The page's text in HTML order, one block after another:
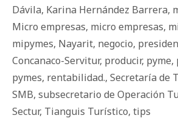
Dávila, Karina Hernández Barrera,
Micro empresas, micro empresas,
mipymes, Nayarit, negocio,
Concanaco-Servitur, producir, pyme,
pymes, rentabilidad., Secretaría de
SMB, subsecretario de Operación
Sectur, Tianguis Turístico, tips